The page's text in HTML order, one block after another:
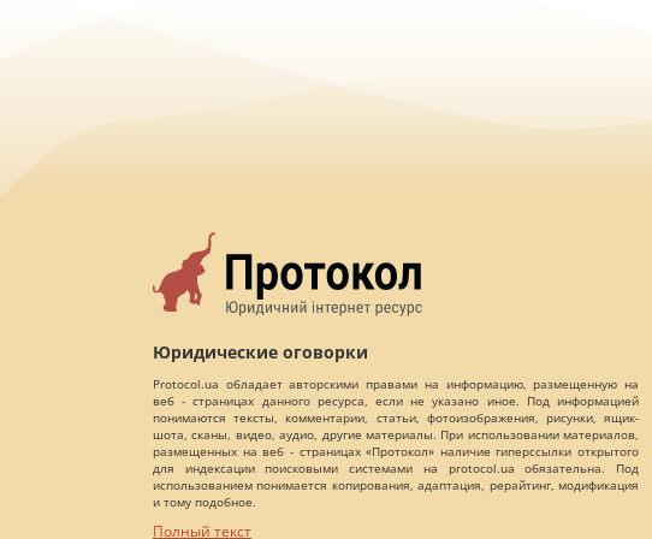
Юридические оговорки
Protocol.ua обладает авторскими правами на информацию, размещенную на
веб - страницах данного ресурса, если не указано иное. Под информацией
понимаются тексты, комментарии, статьи, фотоизображения, рисунки, ящик-
шота, сканы, видео, аудио, другие материалы. При использовании материалов,
размещенных на веб - страницах «Протокол» наличие гиперссылки открытого
для индексации поисковыми системами на protocol.ua обязательна. Под
использованием понимается копирования, адаптация, рерайтинг, модификация
и тому подобное.
Полный текст